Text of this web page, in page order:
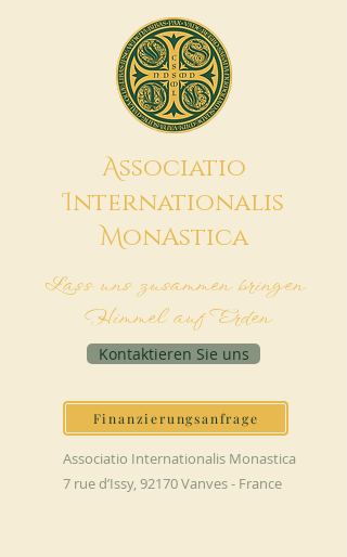
Associatio
Internationalis
MonAstica
Lass uns zusammen bringen
Himmel auf Erden
Kontaktieren Sie uns
Finanzierungsanfrage
Associatio Internationalis Monastica
7 rue d’Issy, 92170 Vanves - France